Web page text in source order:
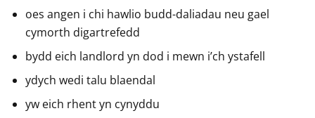
oes angen i chi hawlio budd-daliadau neu gael
cymorth digartrefedd
bydd eich landlord yn dod i mewn i’ch ystafell
ydych wedi talu blaendal
yw eich rhent yn cynyddu